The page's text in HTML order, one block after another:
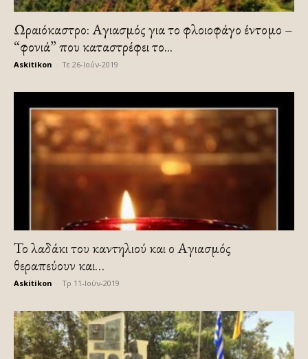
Ωραιόκαστρο: Αγιασμός για το φλοιοφάγο έντομο –
“φονιά” που καταστρέφει το...
Askitikon Τε 26-Ιούν-2019
Το λαδάκι του καντηλιού και ο Αγιασμός
θεραπεύουν και…
Askitikon Τρ 11-Ιούν-2019